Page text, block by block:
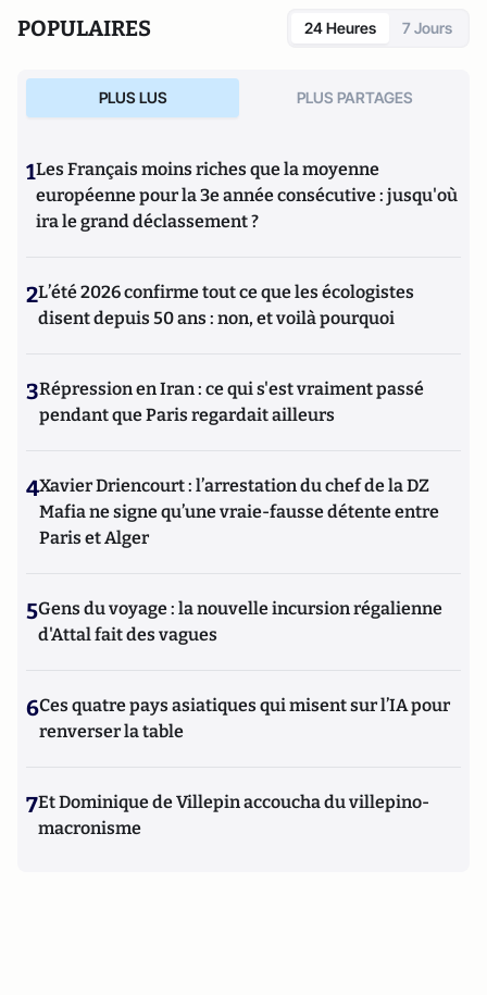
POPULAIRES 24 Heures 7 Jours
PLUS LUS PLUS PARTAGES
1Les Français moins riches que la moyenne
européenne pour la 3e année consécutive : jusqu'où
ira le grand déclassement ?
2L’été 2026 confirme tout ce que les écologistes
disent depuis 50 ans : non, et voilà pourquoi
3Répression en Iran : ce qui s'est vraiment passé
pendant que Paris regardait ailleurs
4Xavier Driencourt : l’arrestation du chef de la DZ
Mafia ne signe qu’une vraie-fausse détente entre
Paris et Alger
5Gens du voyage : la nouvelle incursion régalienne
d'Attal fait des vagues
6Ces quatre pays asiatiques qui misent sur l’IA pour
renverser la table
7Et Dominique de Villepin accoucha du villepino-
macronisme